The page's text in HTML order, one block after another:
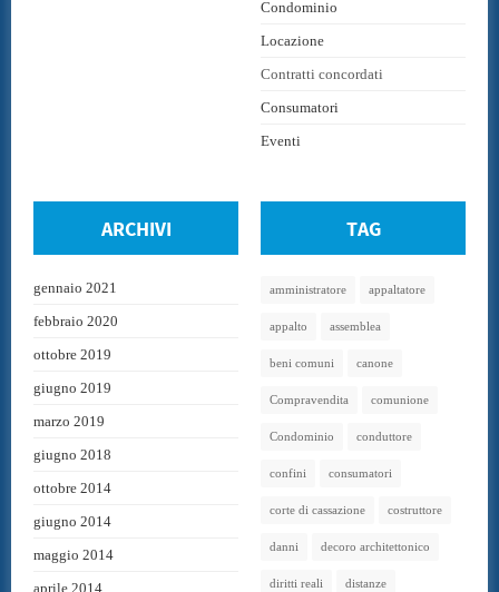
Condominio
Locazione
Contratti concordati
Consumatori
Eventi
ARCHIVI
gennaio 2021
febbraio 2020
ottobre 2019
giugno 2019
marzo 2019
giugno 2018
ottobre 2014
giugno 2014
maggio 2014
aprile 2014
TAG
amministratore appaltatore
appalto assemblea
beni comuni canone
Compravendita comunione
Condominio conduttore
confini consumatori
corte di cassazione costruttore
danni decoro architettonico
diritti reali distanze